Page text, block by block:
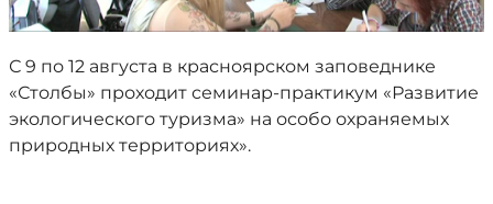
С 9 по 12 августа в красноярском заповеднике
«Столбы» проходит семинар-практикум «Развитие
экологического туризма» на особо охраняемых
природных территориях».